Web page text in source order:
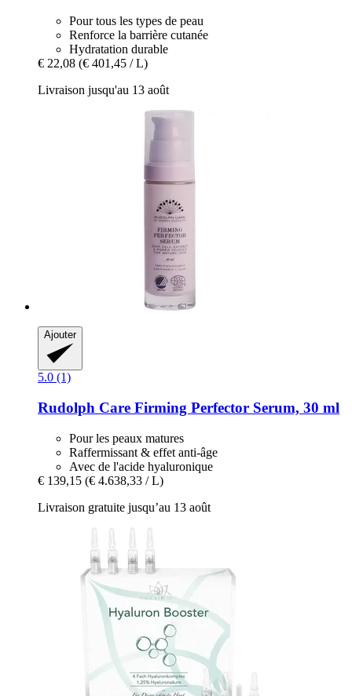
Pour tous les types de peau
Renforce la barrière cutanée
Hydratation durable
€ 22,08 (€ 401,45 / L)
Livraison jusqu'au 13 août
Ajouter
5.0 (1)
Rudolph Care Firming Perfector Serum, 30 ml
Pour les peaux matures
Raffermissant & effet anti-âge
Avec de l'acide hyaluronique
€ 139,15 (€ 4.638,33 / L)
Livraison gratuite jusqu’au 13 août